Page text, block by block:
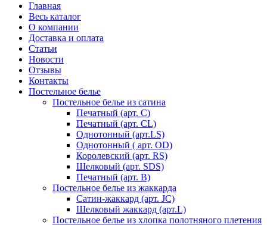
Главная
Весь каталог
О компании
Доставка и оплата
Статьи
Новости
Отзывы
Контакты
Постельное белье
Постельное белье из сатина
Печатный (арт. С)
Печатный (арт. СL)
Однотонный (арт.LS)
Однотонный ( арт. OD)
Королевский (арт. RS)
Шелковый (арт. SDS)
Печатный (арт. В)
Постельное белье из жаккарда
Сатин-жаккард (арт. JC)
Шелковый жаккард (арт.L)
Постельное белье из хлопка полотняного плетения